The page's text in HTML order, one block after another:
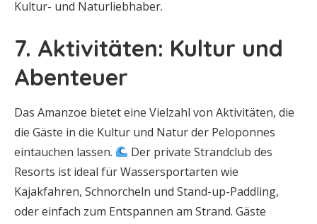
Kultur- und Naturliebhaber.
7. Aktivitäten: Kultur und
Abenteuer
Das Amanzoe bietet eine Vielzahl von Aktivitäten, die
die Gäste in die Kultur und Natur der Peloponnes
eintauchen lassen.
Der private Strandclub des
Resorts ist ideal für Wassersportarten wie
Kajakfahren, Schnorcheln und Stand-up-Paddling,
oder einfach zum Entspannen am Strand. Gäste